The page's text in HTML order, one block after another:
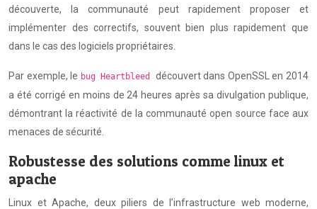
découverte, la communauté peut rapidement proposer et
implémenter des correctifs, souvent bien plus rapidement que
dans le cas des logiciels propriétaires.
Par exemple, le bug Heartbleed découvert dans OpenSSL en 2014
a été corrigé en moins de 24 heures après sa divulgation publique,
démontrant la réactivité de la communauté open source face aux
menaces de sécurité.
Robustesse des solutions comme linux et
apache
Linux et Apache, deux piliers de l’infrastructure web moderne,